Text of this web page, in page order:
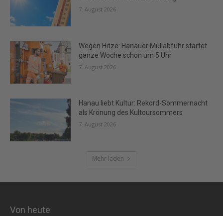
7. August 2026
Wegen Hitze: Hanauer Müllabfuhr startet
ganze Woche schon um 5 Uhr
7. August 2026
Hanau liebt Kultur: Rekord-Sommernacht
als Krönung des Kultoursommers
7. August 2026
Mehr laden
Von heute